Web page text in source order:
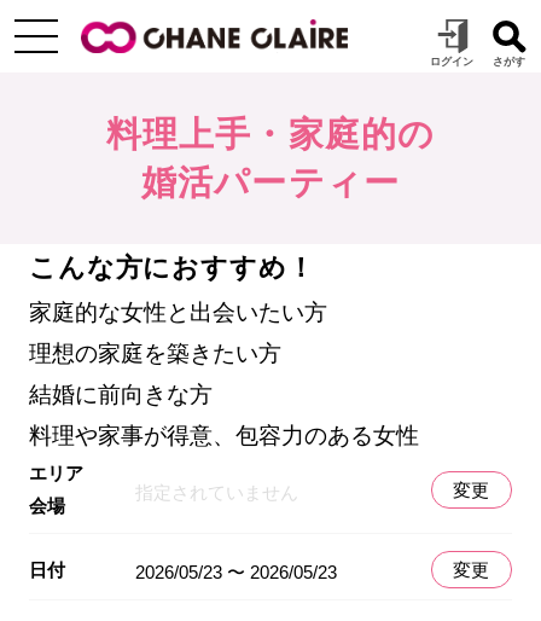
料理上手・家庭的の
婚活パーティー
こんな方におすすめ！
家庭的な女性と出会いたい方
理想の家庭を築きたい方
結婚に前向きな方
料理や家事が得意、包容力のある女性
エリア
会場
指定されていません 変更
日付 2026/05/23 〜 2026/05/23 変更